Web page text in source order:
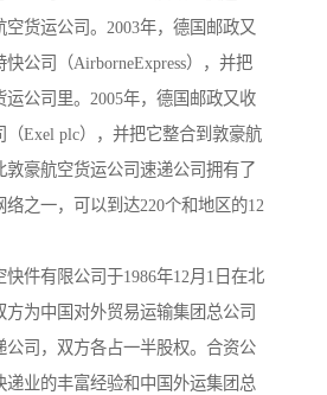
货运公司。2003年，德国邮政又
公司（AirborneExpress），并把
运公司里。2005年，德国邮政又收
（Exel plc），并把它整合到敦豪航
敦豪航空货运公司速递公司拥有了
之一，可以到达220个和地区的12
件有限公司于1986年12月1日在北
为中国对外贸易运输集团总公司
公司，双方各占一半股权。合资公
递业的丰富经验和中国外运集团总